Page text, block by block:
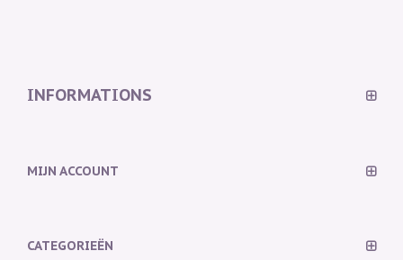
INFORMATIONS
MIJN ACCOUNT
CATEGORIEËN